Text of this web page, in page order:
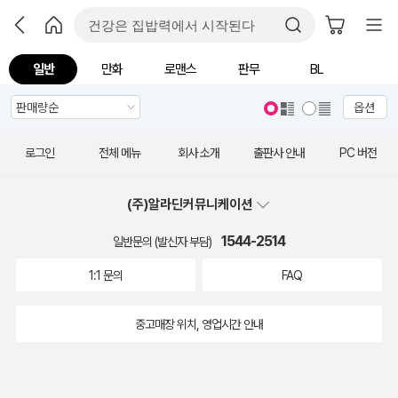
일반 만화 로맨스 판무 BL
옵션
로그인 전체 메뉴 회사 소개 출판사 안내 PC 버전
(주)알라딘커뮤니케이션
일반문의 (발신자 부담) 1544-2514
1:1 문의 FAQ
중고매장 위치, 영업시간 안내